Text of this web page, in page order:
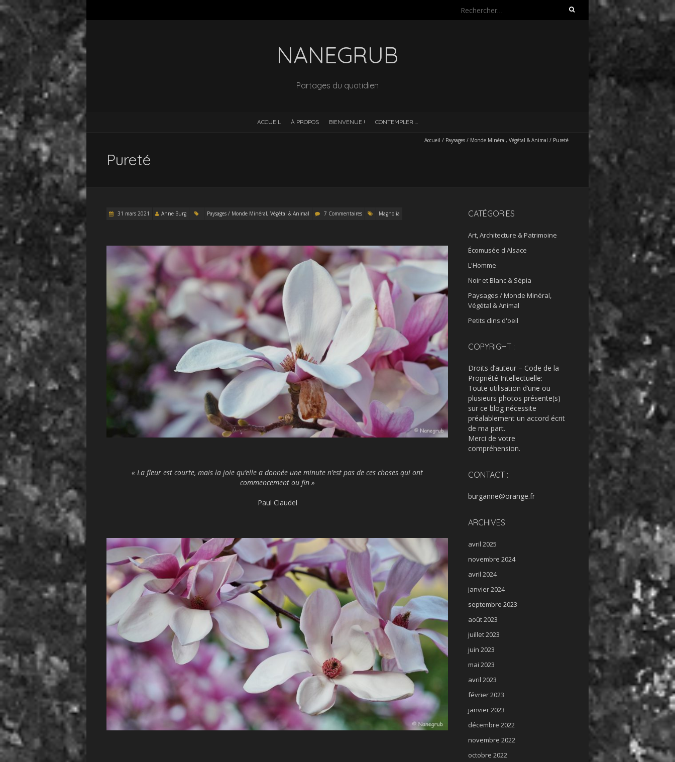
Rechercher :
NANEGRUB
Partages du quotidien
ACCUEIL À PROPOS BIENVENUE ! CONTEMPLER …
Accueil / Paysages / Monde Minéral, Végétal & Animal / Pureté
Pureté
31 mars 2021 Anne Burg Paysages / Monde Minéral, Végétal & Animal 7 Commentaires Magnolia
« La fleur est courte, mais la joie qu’elle a donnée une minute n’est pas de ces choses qui ont
commencement ou fin »
Paul Claudel
CATÉGORIES
Art, Architecture & Patrimoine
Écomusée d'Alsace
L'Homme
Noir et Blanc & Sépia
Paysages / Monde Minéral,
Végétal & Animal
Petits clins d'oeil
COPYRIGHT :
Droits d’auteur – Code de la
Propriété Intellectuelle:
Toute utilisation d’une ou
plusieurs photos présente(s)
sur ce blog nécessite
préalablement un accord écrit
de ma part.
Merci de votre
compréhension.
CONTACT :
burganne@orange.fr
ARCHIVES
avril 2025
novembre 2024
avril 2024
janvier 2024
septembre 2023
août 2023
juillet 2023
juin 2023
mai 2023
avril 2023
février 2023
janvier 2023
décembre 2022
novembre 2022
octobre 2022